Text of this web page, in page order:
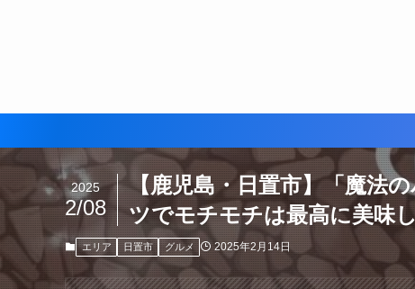
【鹿児島・日置市】「魔法
ツでモチモチは最高に美味
2025
2/08
エリア 日置市 グルメ 2025年2月14日